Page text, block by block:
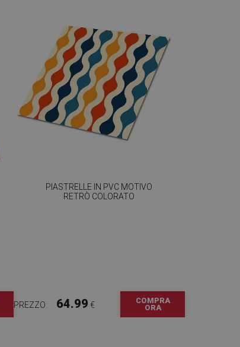
PIASTRELLE IN PVC MOTIVO
RETRÒ COLORATO
PREZZO: 64.99 €
COMPRA
ORA